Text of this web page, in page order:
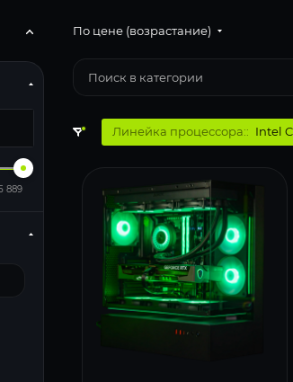
По цене (возрастание)
Линейка процессора:: Intel
889